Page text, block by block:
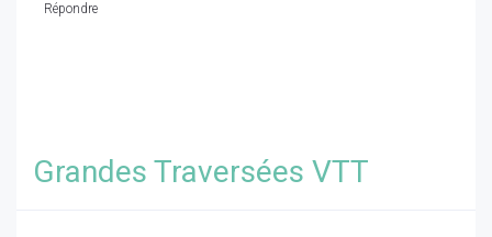
Répondre
Grandes Traversées VTT